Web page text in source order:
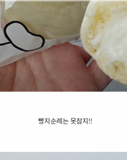
빵지순례는 못참지!!